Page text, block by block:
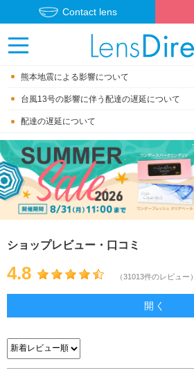
Contact lens
熊本地震による影響について
台風13号の影響に伴う配達の遅延について
配達の遅延について
ショップレビュー・口コミ
4.8 （31013件のレビュー）
開く